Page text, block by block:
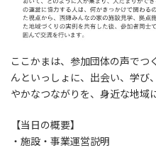
ここかまは、参加団体の声でつ
んといっしょに、出会い、学び
やかなつながりを、身近な地域
【当日の概要】
・施設・事業運営説明